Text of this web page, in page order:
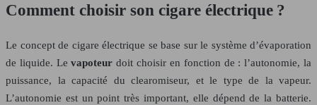
Comment choisir son cigare électrique ?
Le concept de cigare électrique se base sur le système d’évaporation
de liquide. Levapoteur doit choisir en fonction de : l’autonomie, la
puissance, la capacité du clearomiseur, et le type de la vapeur.
L’autonomie est un point très important, elle dépend de la batterie.